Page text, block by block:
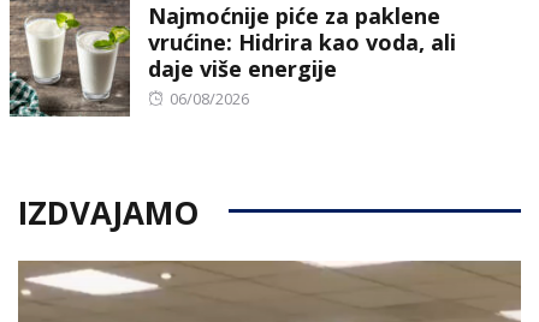
Najmoćnije piće za paklene
vrućine: Hidrira kao voda, ali
daje više energije
Posted
06/08/2026
IZDVAJAMO